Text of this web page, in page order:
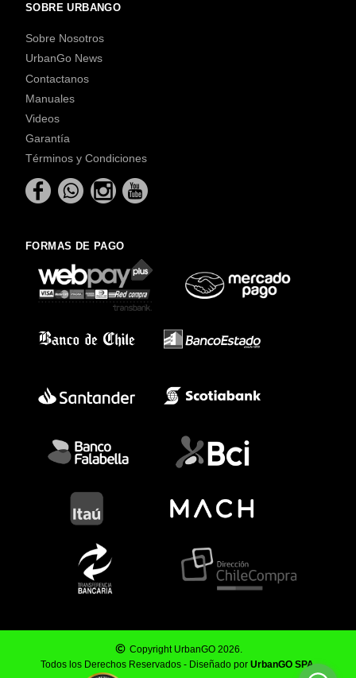
SOBRE URBANGO
Sobre Nosotros
UrbanGo News
Contactanos
Manuales
Videos
Garantía
Términos y Condiciones
FORMAS DE PAGO
Copyright UrbanGO 2026.
Todos los Derechos Reservados - Diseñado por UrbanGO SPA.